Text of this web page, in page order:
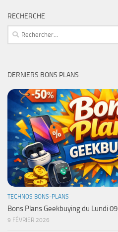
RECHERCHE
Rechercher :
DERNIERS BONS PLANS
TECHNOS BONS-PLANS
Bons Plans Geekbuying du Lundi
9 FÉVRIER 2026